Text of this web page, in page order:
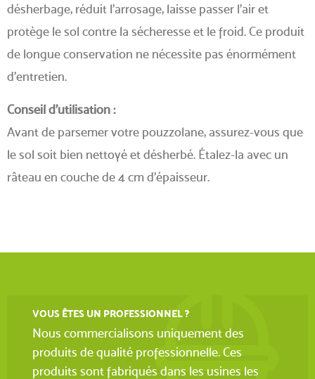
désherbage, réduit l’arrosage, laisse passer l’air et
protège le sol contre la sécheresse et le froid. Ce produit
de longue conservation ne nécessite pas énormément
d’entretien.
Conseil d’utilisation :
Avant de parsemer votre pouzzolane, assurez-vous que
le sol soit bien nettoyé et désherbé. Étalez-la avec un
râteau en couche de 4 cm d’épaisseur.
VOUS ÊTES UN PROFESSIONNEL ?
Nous commercialisons uniquement des
produits de qualité professionnelle. Ces
produits sont fabriqués dans les usines les